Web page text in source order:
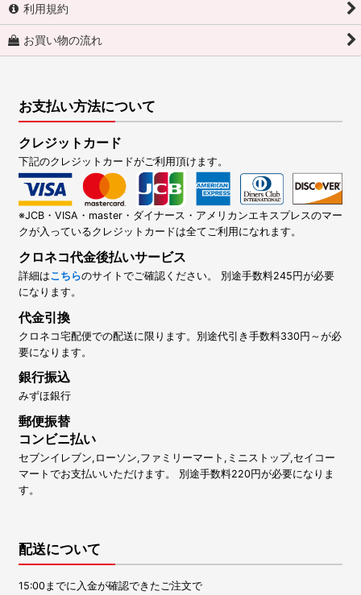
利用規約
お買い物の流れ
お支払い方法について
クレジットカード
下記のクレジットカードがご利用頂けます。
※JCB・VISA・master・ダイナース・アメリカンエキスプレスのマー
クが入っているクレジットカードは全てご利用になれます。
クロネコ代金後払いサービス
詳細はこちらのサイトでご確認ください。 別途手数料245円が必要
になります。
代金引換
クロネコ宅配便での配送に限ります。別途代引き手数料330円～が必
要になります。
銀行振込
みずほ銀行
郵便振替
コンビニ払い
セブンイレブン,ローソン,ファミリーマート,ミニストップ,セイコー
マートでお支払いいただけます。 別途手数料220円が必要になりま
す。
配送について
15:00までに入金が確認できたご注文で